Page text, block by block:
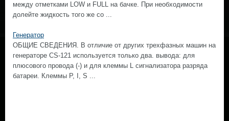
между отметками LOW и FULL на бачке. При необходимости
долейте жидкость того же со ...
Генератор
ОБЩИЕ СВЕДЕНИЯ. В отличие от других трехфазных машин на
генераторе CS-121 используется только два. вывода: для
плюсового провода (-) и для клеммы L сигнализатора разряда
батареи. Клеммы Р, I, S ...